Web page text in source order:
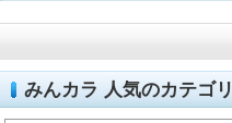
みんカラ 人気のカテゴリ